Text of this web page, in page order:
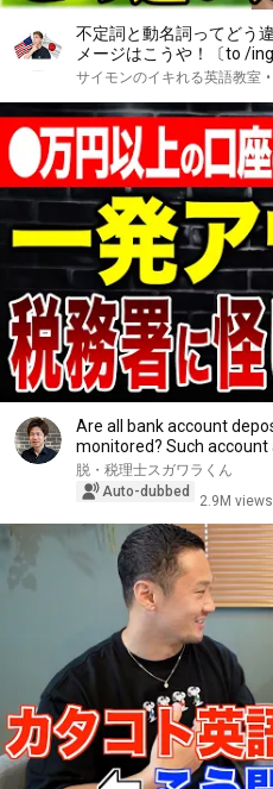
不定詞と動名詞ってどう
メージはこうや！〔to /ing
サイモンのイキれる英語教室 •
Are all bank account
monitored? Such account
脱・税理士スガワラくん
Auto-dubbed
2.9M views